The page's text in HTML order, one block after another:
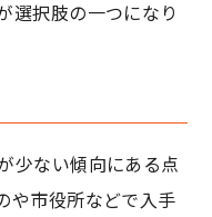
選択肢の一つになり
少ない傾向にある点
や市役所などで入手